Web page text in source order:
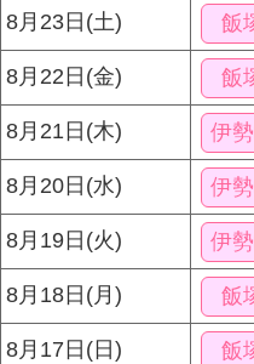
8月23日(土) 飯
8月22日(金) 飯
8月21日(木) 伊
8月20日(水) 伊
8月19日(火) 伊
8月18日(月) 飯
8月17日(日) 飯